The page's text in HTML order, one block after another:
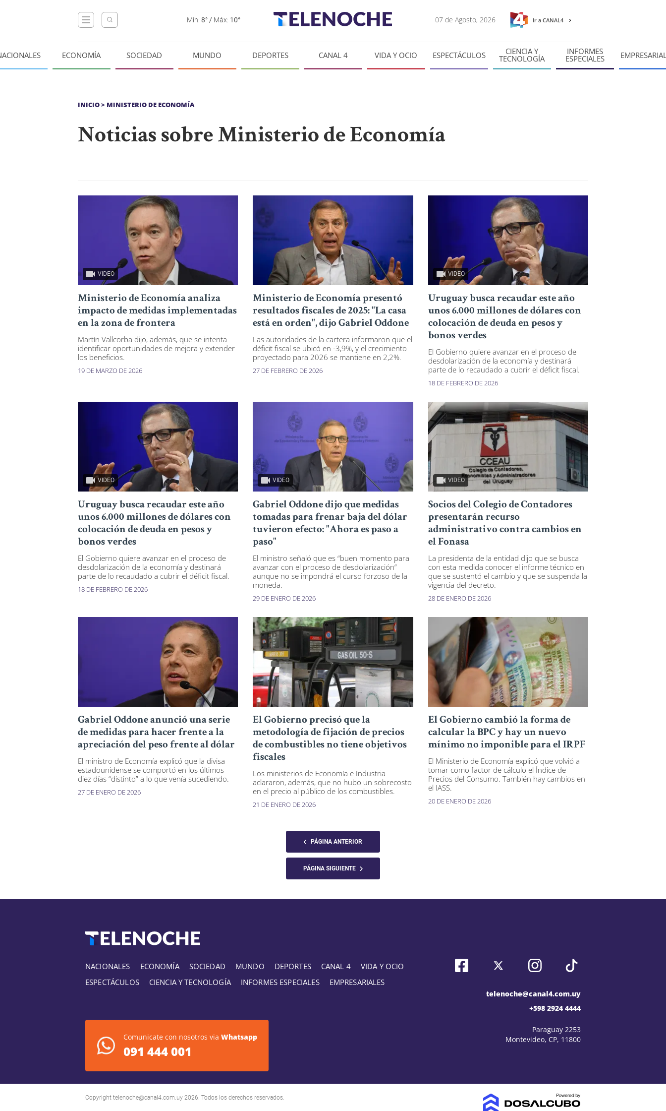
Mín: 8° / Máx: 10° 07 de Agosto, 2026 Ir a CANAL4
ECONOMÍA SOCIEDAD MUNDO DEPORTES CANAL 4 VIDA Y OCIO ESPECTÁCULOS CIENCIA Y
TECNOLOGÍA
INFORMES
ESPECIALES
INICIO> MINISTERIO DE ECONOMÍA
Noticias sobre Ministerio de Economía
VIDEO
Ministerio de Economía analiza
impacto de medidas implementadas
en la zona de frontera
Martín Vallcorba dijo, además, que se intenta
identificar oportunidades de mejora y extender
los beneficios.
19 DE MARZO DE 2026
Ministerio de Economía presentó
resultados fiscales de 2025: "La casa
está en orden", dijo Gabriel Oddone
Las autoridades de la cartera informaron que el
déficit fiscal se ubicó en -3,9%, y el crecimiento
proyectado para 2026 se mantiene en 2,2%.
27 DE FEBRERO DE 2026
VIDEO
Uruguay busca recaudar este año
unos 6.000 millones de dólares con
colocación de deuda en pesos y
bonos verdes
El Gobierno quiere avanzar en el proceso de
desdolarización de la economía y destinará
parte de lo recaudado a cubrir el déficit fiscal.
18 DE FEBRERO DE 2026
VIDEO
Uruguay busca recaudar este año
unos 6.000 millones de dólares con
colocación de deuda en pesos y
bonos verdes
El Gobierno quiere avanzar en el proceso de
desdolarización de la economía y destinará
parte de lo recaudado a cubrir el déficit fiscal.
18 DE FEBRERO DE 2026
VIDEO
Gabriel Oddone dijo que medidas
tomadas para frenar baja del dólar
tuvieron efecto: "Ahora es paso a
paso"
El ministro señaló que es “buen momento para
avanzar con el proceso de desdolarización”
aunque no se impondrá el curso forzoso de la
moneda.
29 DE ENERO DE 2026
VIDEO
Socios del Colegio de Contadores
presentarán recurso
administrativo contra cambios en
el Fonasa
La presidenta de la entidad dijo que se busca
con esta medida conocer el informe técnico en
que se sustentó el cambio y que se suspenda la
vigencia del decreto.
28 DE ENERO DE 2026
Gabriel Oddone anunció una serie
de medidas para hacer frente a la
apreciación del peso frente al dólar
El ministro de Economía explicó que la divisa
estadounidense se comportó en los últimos
diez días “distinto” a lo que venía sucediendo.
27 DE ENERO DE 2026
El Gobierno precisó que la
metodología de fijación de precios
de combustibles no tiene objetivos
fiscales
Los ministerios de Economía e Industria
aclararon, además, que no hubo un sobrecosto
en el precio al público de los combustibles.
21 DE ENERO DE 2026
El Gobierno cambió la forma de
calcular la BPC y hay un nuevo
mínimo no imponible para el IRPF
El Ministerio de Economía explicó que volvió a
tomar como factor de cálculo el Índice de
Precios del Consumo. También hay cambios en
el IASS.
20 DE ENERO DE 2026
PÁGINA ANTERIOR
PÁGINA SIGUIENTE
NACIONALES ECONOMÍA SOCIEDAD MUNDO DEPORTES CANAL 4
VIDA Y OCIO
ESPECTÁCULOS
CIENCIA Y TECNOLOGÍA INFORMES ESPECIALES EMPRESARIALES
Comunicate con nosotros via Whatsapp
091 444 001
telenoche@canal4.com.uy
+598 2924 4444
Paraguay 2253
Montevideo, CP, 11800
Copyright telenoche@canal4.com.uy 2026. Todos los derechos reservados.